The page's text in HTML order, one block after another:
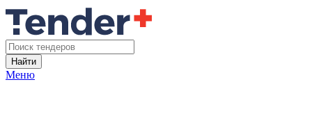
Найти
Меню